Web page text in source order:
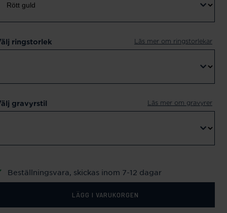
ringstorlek Läs mer om ringstorlekar
gravyrstil Läs mer om gravyrer
Beställningsvara, skickas inom 7-12 dagar
LÄGG I VARUKORGEN